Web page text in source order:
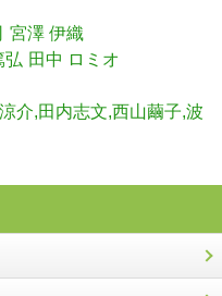
宮澤 伊織
弘 田中 ロミオ
介,田内志文,西山繭子,波